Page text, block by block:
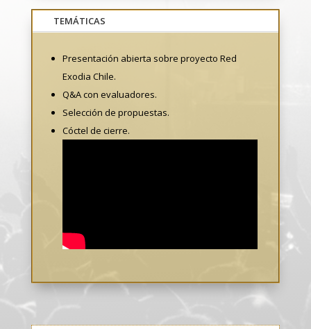
TEMÁTICAS
Presentación abierta sobre proyecto Red
Exodia Chile.
Q&A con evaluadores.
Selección de propuestas.
Cóctel de cierre.